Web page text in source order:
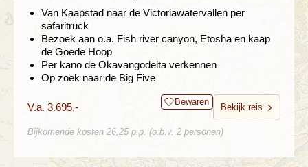
Van Kaapstad naar de Victoriawatervallen per
safaritruck
Bezoek aan o.a. Fish river canyon, Etosha en kaap
de Goede Hoop
Per kano de Okavangodelta verkennen
Op zoek naar de Big Five
V.a. 3.695,- Bewaren
Bekijk reis
Bijkomende kosten 26,25 p.p. (o.b.v. 2 personen)